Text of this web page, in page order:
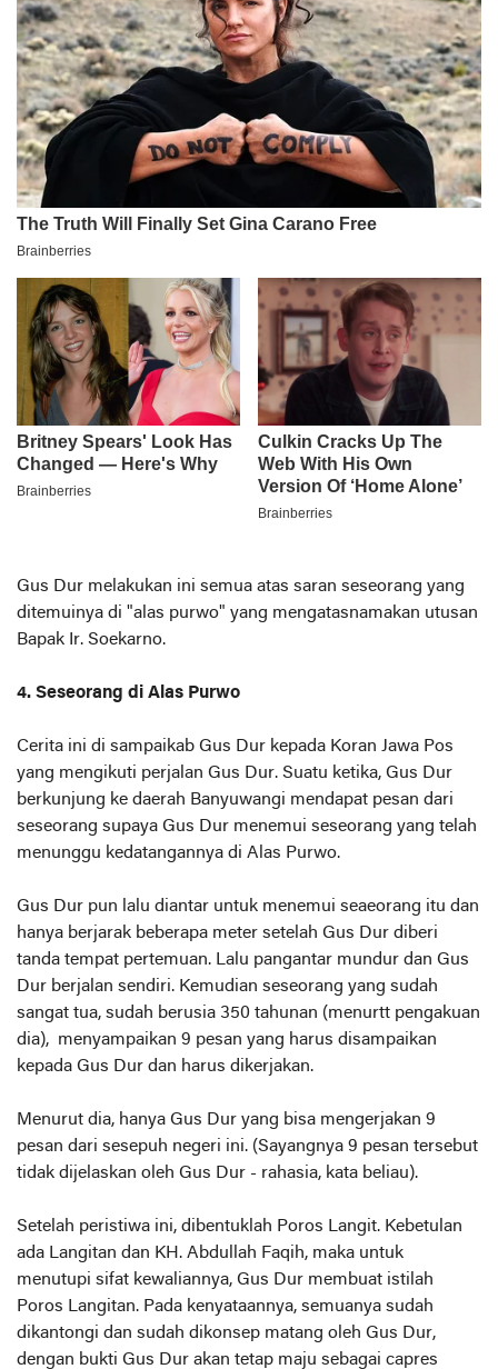
Gus Dur melakukan ini semua atas saran seseorang yang
ditemuinya di "alas purwo" yang mengatasnamakan utusan
Bapak Ir. Soekarno.
4. Seseorang di Alas Purwo
Cerita ini di sampaikab Gus Dur kepada Koran Jawa Pos
yang mengikuti perjalan Gus Dur. Suatu ketika, Gus Dur
berkunjung ke daerah Banyuwangi mendapat pesan dari
seseorang supaya Gus Dur menemui seseorang yang telah
menunggu kedatangannya di Alas Purwo.
Gus Dur pun lalu diantar untuk menemui seaeorang itu dan
hanya berjarak beberapa meter setelah Gus Dur diberi
tanda tempat pertemuan. Lalu pangantar mundur dan Gus
Dur berjalan sendiri. Kemudian seseorang yang sudah
sangat tua, sudah berusia 350 tahunan (menurtt pengakuan
dia), menyampaikan 9 pesan yang harus disampaikan
kepada Gus Dur dan harus dikerjakan.
Menurut dia, hanya Gus Dur yang bisa mengerjakan 9
pesan dari sesepuh negeri ini. (Sayangnya 9 pesan tersebut
tidak dijelaskan oleh Gus Dur - rahasia, kata beliau).
Setelah peristiwa ini, dibentuklah Poros Langit. Kebetulan
ada Langitan dan KH. Abdullah Faqih, maka untuk
menutupi sifat kewaliannya, Gus Dur membuat istilah
Poros Langitan. Pada kenyataannya, semuanya sudah
dikantongi dan sudah dikonsep matang oleh Gus Dur,
dengan bukti Gus Dur akan tetap maju sebagai capres